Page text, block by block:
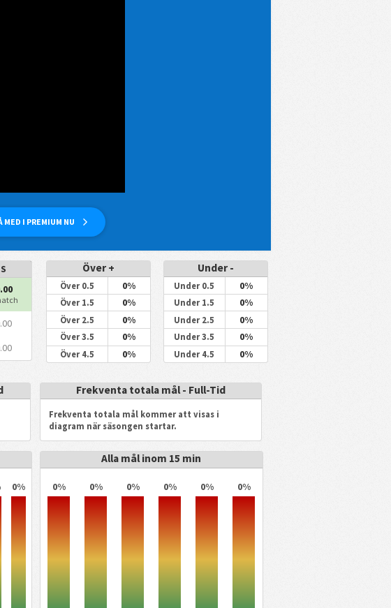
MED I PREMIUM NU
S Över +
Över 0.5 0%
Över 1.5 0%
Över 2.5 0%
Över 3.5 0%
Över 4.5 0%
Under -
Under 0.5 0%
Under 1.5 0%
Under 2.5 0%
Under 3.5 0%
Under 4.5 0%
Frekventa totala mål - Full-Tid
Frekventa totala mål kommer att visas i
diagram när säsongen startar.
0%
Alla mål inom 15 min
0% 0% 0% 0% 0% 0%